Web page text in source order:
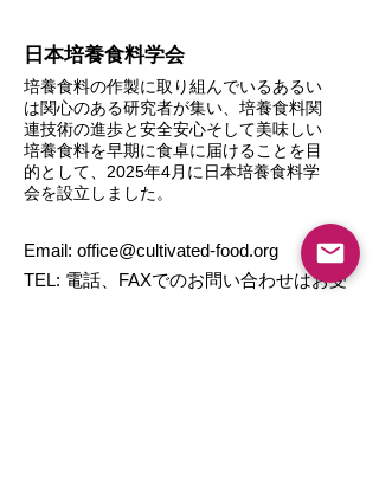
日本培養食料学会
培養食料の作製に取り組んでいるあるい
は関心のある研究者が集い、培養食料関
連技術の進歩と安全安心そして美味しい
培養食料を早期に食卓に届けることを目
的として、2025年4月に日本培養食料学
会を設立しました。
Email: office@cultivated-food.org
TEL: 電話、FAXでのお問い合わせはお受